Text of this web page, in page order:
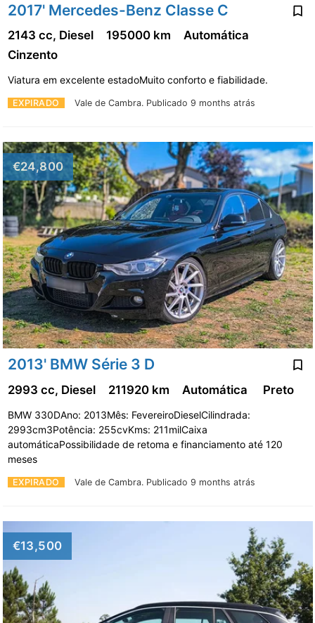
2017' Mercedes-Benz Classe C
EXPIRADO Vale de Cambra. Publicado 9 months atrás
2143 cc, Diesel 195000 km
Automática
Cinzento
Viatura em excelente estadoMuito conforto e fiabilidade.
€24,800
2013' BMW Série 3 D
EXPIRADO Vale de Cambra. Publicado 9 months atrás
2993 cc, Diesel 211920 km Automática Preto
BMW 330DAno: 2013Mês: FevereiroDieselCilindrada:
2993cm3Potência: 255cvKms: 211milCaixa
automáticaPossibilidade de retoma e financiamento até 120
meses
€13,500